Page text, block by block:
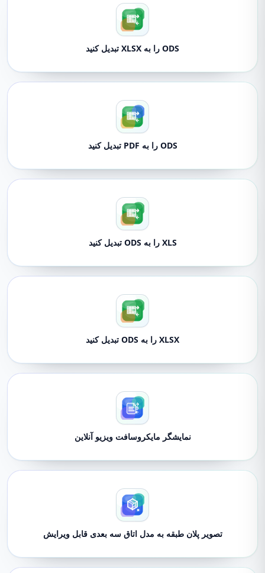
ODS را به XLSX تبدیل کنید
ODS را به PDF تبدیل کنید
XLS را به ODS تبدیل کنید
XLSX را به ODS تبدیل کنید
نمایشگر مایکروسافت ویزیو آنلاین
تصویر پلان طبقه به مدل اتاق سه بعدی قابل ویرایش